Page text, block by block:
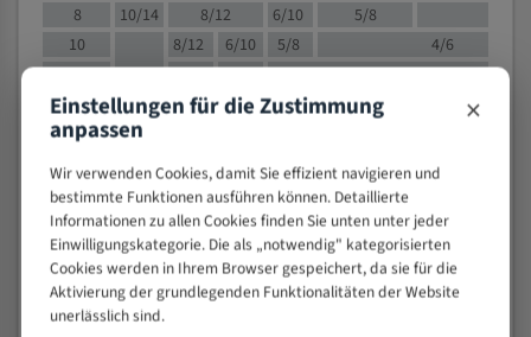
8
10/14 8/12 6/10 5/8
10
8/12 6/10 5/8
4/6
12
8/12 6/10
4/6
15
8/12 6/10
4/5
20
30
4/5
50
80
> 100
VOLLMATERIAL
Einstellungen für die Zustimmung
anpassen ×
Wir verwenden Cookies, damit Sie effizient navigieren und
bestimmte Funktionen ausführen können. Detaillierte
Informationen zu allen Cookies finden Sie unten unter jeder
Einwilligungskategorie. Die als „notwendig" kategorisierten
Cookies werden in Ihrem Browser gespeichert, da sie für die
Aktivierung der grundlegenden Funktionalitäten der Website
unerlässlich sind.